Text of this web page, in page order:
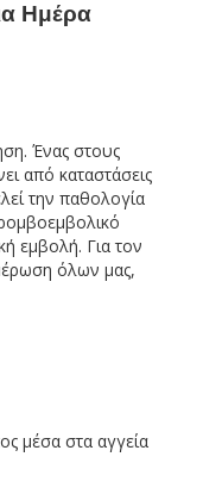
Ημέρα
Ένας στους
από καταστάσεις
την παθολογία
εμβολή. Για τον
όλων μας,
μέσα στα αγγεία